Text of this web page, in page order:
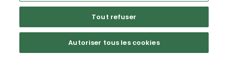
Tout refuser
Autoriser tous les cookies